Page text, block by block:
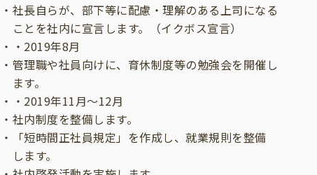
・社長自らが、部下等に配慮・理解のある上司になる
ことを社内に宣言します。（イクボス宣言）
・・2019年8月
・管理職や社員向けに、育休制度等の勉強会を開催し
ます。
・・2019年11月～12月
・社内制度を整備します。
・「短時間正社員規定」を作成し、就業規則を整備
します。